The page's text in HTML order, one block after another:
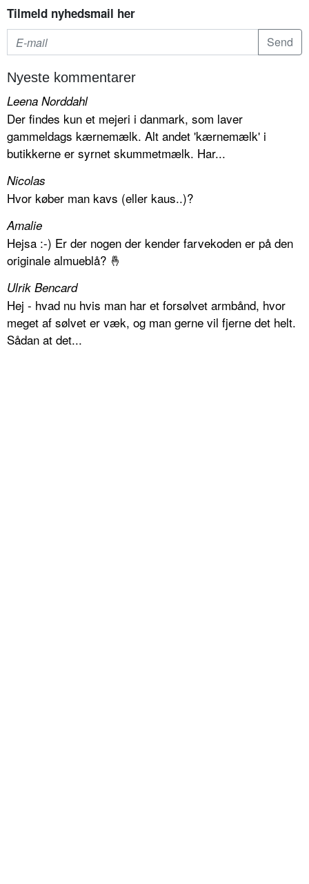
Tilmeld nyhedsmail her
Nyeste kommentarer
Leena Norddahl
Der findes kun et mejeri i danmark, som laver
gammeldags kærnemælk. Alt andet 'kærnemælk' i
butikkerne er syrnet skummetmælk. Har...
Nicolas
Hvor køber man kavs (eller kaus..)?
Amalie
Hejsa :-) Er der nogen der kender farvekoden er på den
originale almueblå? 🤞
Ulrik Bencard
Hej - hvad nu hvis man har et forsølvet armbånd, hvor
meget af sølvet er væk, og man gerne vil fjerne det helt.
Sådan at det...